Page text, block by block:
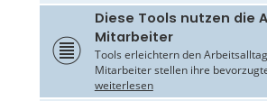
Diese Tools nutzen die
Mitarbeiter
Tools erleichtern den
Mitarbeiter stellen ihre
weiterlesen